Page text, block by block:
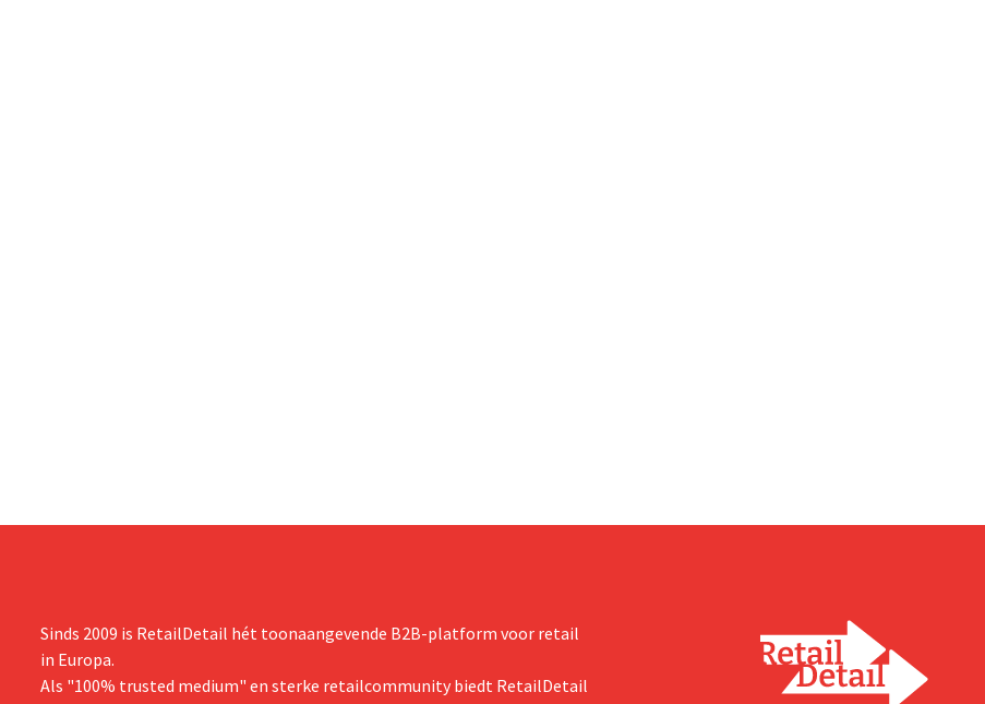
Sinds 2009 is RetailDetail hét toonaangevende B2B-platform voor retail
in Europa.
Als "100% trusted medium" en sterke retailcommunity biedt RetailDetail